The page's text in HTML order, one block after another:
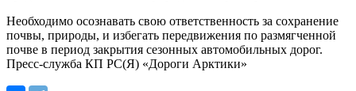
Необходимо осознавать свою ответственность за сохранение
почвы, природы, и избегать передвижения по размягченной
почве в период закрытия сезонных автомобильных дорог.
Пресс-служба КП РС(Я) «Дороги Арктики»